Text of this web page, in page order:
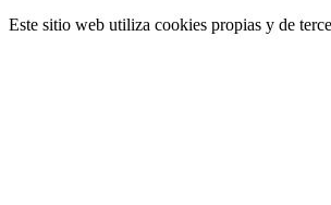
Este sitio web utiliza cookies propias y de